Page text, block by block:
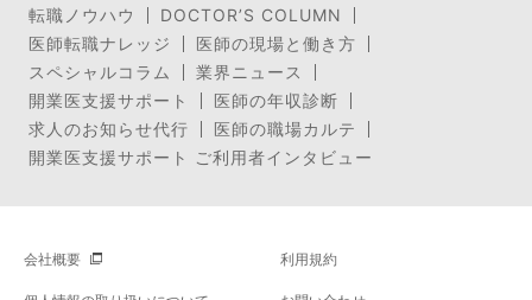
転職ノウハウ
DOCTOR’S COLUMN
医師転職ナレッジ
医師の現場と働き方
スペシャルコラム
業界ニュース
開業医支援サポート
医師の年収診断
求人のお知らせ代行
医師の職場カルテ
開業医支援サポート ご利用者インタビュー
会社概要 利用規約